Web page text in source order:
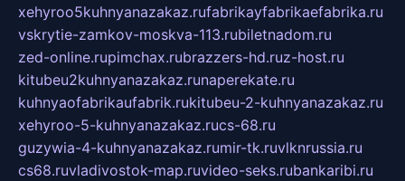
xehyroo5kuhnyanazakaz.rufabrikayfabrikaefabrika.ru
vskrytie-zamkov-moskva-113.rubiletnadom.ru
zed-online.rupimchax.rubrazzers-hd.ruz-host.ru
kitubeu2kuhnyanazakaz.runaperekate.ru
kuhnyaofabrikaufabrik.rukitubeu-2-kuhnyanazakaz.ru
xehyroo-5-kuhnyanazakaz.rucs-68.ru
guzywia-4-kuhnyanazakaz.rumir-tk.ruvlknrussia.ru
cs68.ruvladivostok-map.ruvideo-seks.rubankaribi.ru